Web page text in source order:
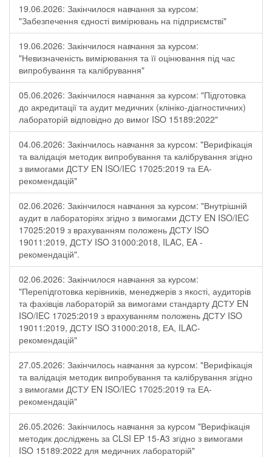
19.06.2026: Закінчилося навчання за курсом:
"Забезпечення єдності вимірювань на підприємстві"
19.06.2026: Закінчилося навчання за курсом:
"Невизначеність вимірювання та її оцінювання під час
випробування та калібрування"
05.06.2026: Закінчилося навчання за курсом: "Підготовка
до акредитації та аудит медичних (клініко-діагностичних)
лабораторій відповідно до вимог ISO 15189:2022"
04.06.2026: Закінчилось навчання за курсом: "Верифікація
та валідація методик випробування та калібрування згідно
з вимогами ДСТУ EN ISO/IEC 17025:2019 та ЕА-
рекомендацій"
02.06.2026: Закінчилося навчання за курсом: "Внутрішній
аудит в лабораторіях згідно з вимогами ДСТУ EN ISO/IEC
17025:2019 з врахуванням положень ДСТУ ISO
19011:2019, ДСТУ ISO 31000:2018, ILAC, EA -
рекомендацій".
02.06.2026: Закінчилося навчання за курсом:
"Перепідготовка керівників, менеджерів з якості, аудиторів
та фахівців лабораторій за вимогами стандарту ДСТУ EN
ISO/IEC 17025:2019 з врахуванням положень ДСТУ ISO
19011:2019, ДСТУ ISO 31000:2018, ЕА, ILAC-
рекомендацій"
27.05.2026: Закінчилось навчання за курсом: "Верифікація
та валідація методик випробування та калібрування згідно
з вимогами ДСТУ EN ISO/IEC 17025:2019 та ЕА-
рекомендацій"
26.05.2026: Закінчилось навчання за курсом "Верифікація
методик досліджень за CLSI EP 15-A3 згідно з вимогами
ISO 15189:2022 для медичних лабораторій"